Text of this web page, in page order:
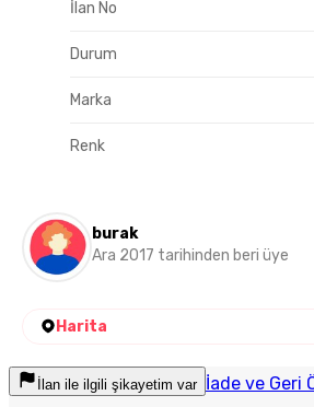
İlan No
Durum
Marka
Renk
burak
Ara 2017 tarihinden beri üye
Harita
İlan ile ilgili şikayetim var İade ve Geri